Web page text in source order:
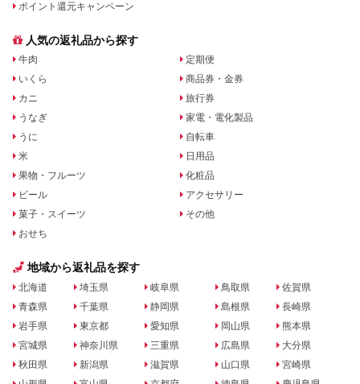
ポイント還元キャンペーン
人気の返礼品から探す
牛肉
いくら
カニ
うなぎ
うに
米
果物・フルーツ
ビール
菓子・スイーツ
おせち
定期便
商品券・金券
旅行券
家電・電化製品
自転車
日用品
化粧品
アクセサリー
その他
地域から返礼品を探す
北海道
青森県
岩手県
宮城県
秋田県
埼玉県
千葉県
東京都
神奈川県
新潟県
岐阜県
静岡県
愛知県
三重県
滋賀県
鳥取県
島根県
岡山県
広島県
山口県
佐賀県
長崎県
熊本県
大分県
宮崎県